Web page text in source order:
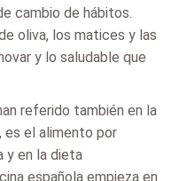
cambio de hábitos.
oliva, los matices y las
y lo saludable que
referido también en la
es el alimento por
y en la dieta
española empieza en